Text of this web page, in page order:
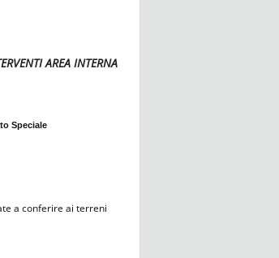
AREA INTERNA
Speciale
a conferire ai terreni